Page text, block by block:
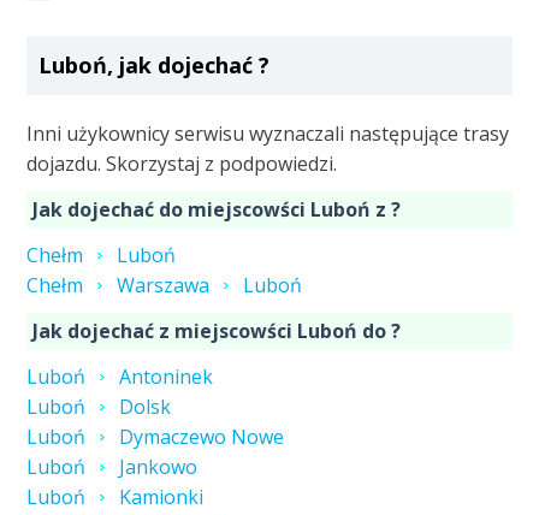
Luboń, jak dojechać ?
Inni użykownicy serwisu wyznaczali następujące trasy
dojazdu. Skorzystaj z podpowiedzi.
Jak dojechać do miejscowści Luboń z ?
Chełm
Luboń
Chełm
Warszawa
Luboń
Jak dojechać z miejscowści Luboń do ?
Luboń
Antoninek
Luboń
Dolsk
Luboń
Dymaczewo Nowe
Luboń
Jankowo
Luboń
Kamionki